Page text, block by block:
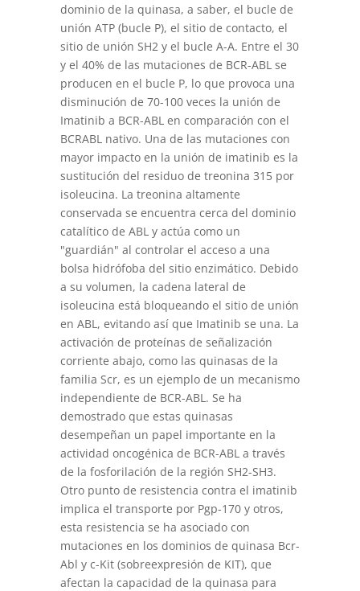
dominio de la quinasa, a saber, el bucle de
unión ATP (bucle P), el sitio de contacto, el
sitio de unión SH2 y el bucle A-A. Entre el 30
y el 40% de las mutaciones de BCR-ABL se
producen en el bucle P, lo que provoca una
disminución de 70-100 veces la unión de
Imatinib a BCR-ABL en comparación con el
BCRABL nativo. Una de las mutaciones con
mayor impacto en la unión de imatinib es la
sustitución del residuo de treonina 315 por
isoleucina. La treonina altamente
conservada se encuentra cerca del dominio
catalítico de ABL y actúa como un
"guardián" al controlar el acceso a una
bolsa hidrófoba del sitio enzimático. Debido
a su volumen, la cadena lateral de
isoleucina está bloqueando el sitio de unión
en ABL, evitando así que Imatinib se una. La
activación de proteínas de señalización
corriente abajo, como las quinasas de la
familia Scr, es un ejemplo de un mecanismo
independiente de BCR-ABL. Se ha
demostrado que estas quinasas
desempeñan un papel importante en la
actividad oncogénica de BCR-ABL a través
de la fosforilación de la región SH2-SH3.
Otro punto de resistencia contra el imatinib
implica el transporte por Pgp-170 y otros,
esta resistencia se ha asociado con
mutaciones en los dominios de quinasa Bcr-
Abl y c-Kit (sobreexpresión de KIT), que
afectan la capacidad de la quinasa para